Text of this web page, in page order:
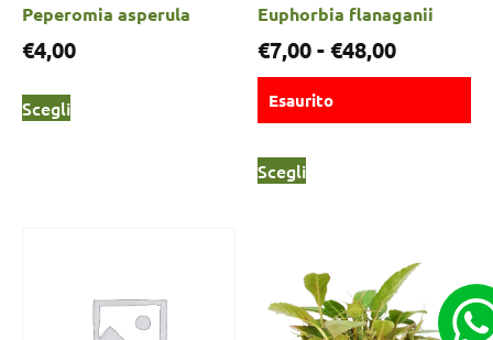
Peperomia asperula
€4,00
Scegli
Euphorbia flanaganii
€7,00- €48,00
Esaurito
Scegli